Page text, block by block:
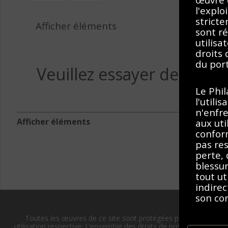
Afficher éléments
Veuillez essayer de
Afficher éléments
Toutes les œuvres de ce site sont protégées par les lois sur
sont
droits
du
Le
aux
pas
perte,
tout
son
En